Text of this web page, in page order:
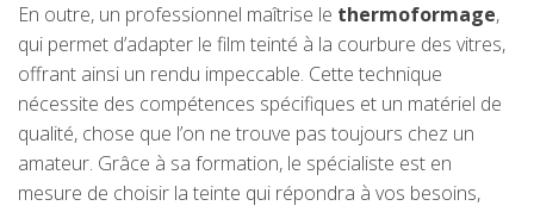
En outre, un professionnel maîtrise le thermoformage,
qui permet d’adapter le film teinté à la courbure des vitres,
offrant ainsi un rendu impeccable. Cette technique
nécessite des compétences spécifiques et un matériel de
qualité, chose que l’on ne trouve pas toujours chez un
amateur. Grâce à sa formation, le spécialiste est en
mesure de choisir la teinte qui répondra à vos besoins,